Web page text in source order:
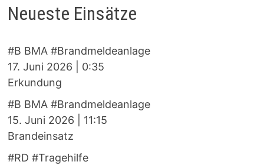
Neueste Einsätze
#B BMA #Brandmeldeanlage
17. Juni 2026
0:35
Erkundung
#B BMA #Brandmeldeanlage
15. Juni 2026
11:15
Brandeinsatz
#RD #Tragehilfe